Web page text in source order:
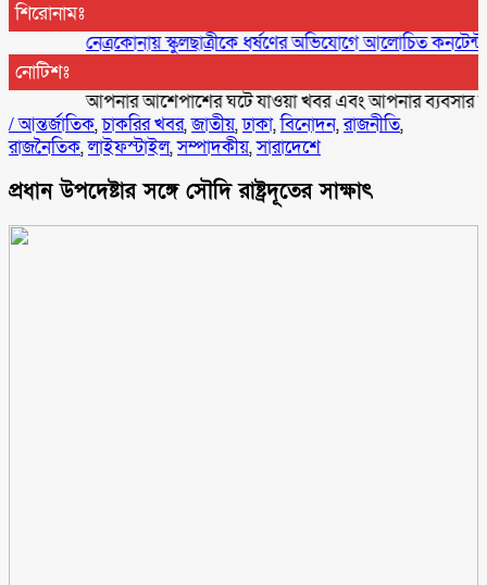
শিরোনামঃ
নেত্রকোনায় স্কুলছাত্রীকে ধর্ষণের অভিযোগে আলোচিত কনটেন্ট
নোটিশঃ
আপনার আশেপাশের ঘটে যাওয়া খবর এবং আপনার ব্যবসার
/আন্তর্জাতিক,চাকরির খবর,জাতীয়,ঢাকা,বিনোদন,রাজনীতি,
রাজনৈতিক,লাইফস্টাইল,সম্পাদকীয়,সারাদেশে
প্রধান উপদেষ্টার সঙ্গে সৌদি রাষ্ট্রদূতের সাক্ষাৎ